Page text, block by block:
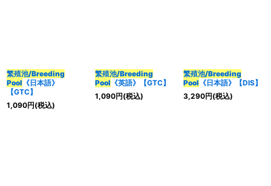
繁殖池/Breeding
Pool 《日本語》
【GTC】
1,090円(税込)
繁殖池/Breeding
Pool 《英語》【GTC】
1,090円(税込)
繁殖池/Breeding
Pool 《日本語》【DIS】
3,290円(税込)